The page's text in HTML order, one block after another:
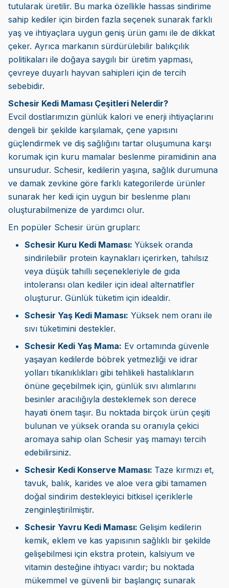
tutularak üretilir. Bu marka özellikle hassas sindirime
sahip kediler için birden fazla seçenek sunarak farklı
yaş ve ihtiyaçlara uygun geniş ürün gamı ile de dikkat
çeker. Ayrıca markanın sürdürülebilir balıkçılık
politikaları ile doğaya saygılı bir üretim yapması,
çevreye duyarlı hayvan sahipleri için de tercih
sebebidir.
Schesir Kedi Maması Çeşitleri Nelerdir?
Evcil dostlarımızın günlük kalori ve enerji ihtiyaçlarını
dengeli bir şekilde karşılamak, çene yapısını
güçlendirmek ve diş sağlığını tartar oluşumuna karşı
korumak için kuru mamalar beslenme piramidinin ana
unsurudur. Schesir, kedilerin yaşına, sağlık durumuna
ve damak zevkine göre farklı kategorilerde ürünler
sunarak her kedi için uygun bir beslenme planı
oluşturabilmenize de yardımcı olur.
En popüler Schesir ürün grupları:
Schesir Kuru Kedi Maması: Yüksek oranda
sindirilebilir protein kaynakları içerirken, tahılsız
veya düşük tahıllı seçenekleriyle de gıda
intoleransı olan kediler için ideal alternatifler
oluşturur. Günlük tüketim için idealdir.
Schesir Yaş Kedi Maması: Yüksek nem oranı ile
sıvı tüketimini destekler.
Schesir Kedi Yaş Mama: Ev ortamında güvenle
yaşayan kedilerde böbrek yetmezliği ve idrar
yolları tıkanıklıkları gibi tehlikeli hastalıkların
önüne geçebilmek için, günlük sıvı alımlarını
besinler aracılığıyla desteklemek son derece
hayati önem taşır. Bu noktada birçok ürün çeşiti
bulunan ve yüksek oranda su oranıyla çekici
aromaya sahip olan Schesir yaş mamayı tercih
edebilirsiniz.
Schesir Kedi Konserve Maması: Taze kırmızı et,
tavuk, balık, karides ve aloe vera gibi tamamen
doğal sindirim destekleyici bitkisel içeriklerle
zenginleştirilmiştir.
Schesir Yavru Kedi Maması: Gelişim kedilerin
kemik, eklem ve kas yapısının sağlıklı bir şekilde
gelişebilmesi için ekstra protein, kalsiyum ve
vitamin desteğine ihtiyacı vardır; bu noktada
mükemmel ve güvenli bir başlangıç sunarak